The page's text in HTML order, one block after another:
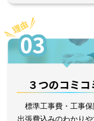
03
３つのコミコ
標準工事費・工事保
出張費込みのわかり